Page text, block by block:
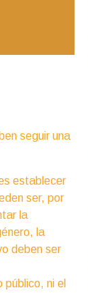
seguir una
establecer
ser, por
la
la
deben ser
ni el